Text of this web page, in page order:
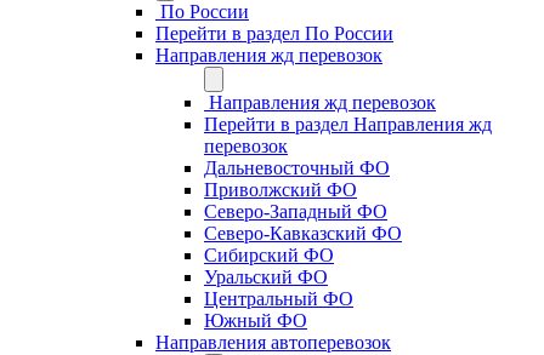
По России
Перейти в раздел По России
Направления жд перевозок
Направления жд перевозок
Перейти в раздел Направления жд
перевозок
Дальневосточный ФО
Приволжский ФО
Северо-Западный ФО
Северо-Кавказский ФО
Сибирский ФО
Уральский ФО
Центральный ФО
Южный ФО
Направления автоперевозок